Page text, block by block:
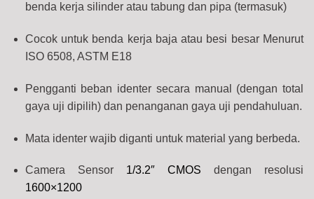
benda kerja silinder atau tabung dan pipa (termasuk)
Cocok untuk benda kerja baja atau besi besar Menurut
ISO 6508, ASTM E18
Pengganti beban identer secara manual (dengan total
gaya uji dipilih) dan penanganan gaya uji pendahuluan.
Mata identer wajib diganti untuk material yang berbeda.
Camera Sensor 1/3.2″ CMOS dengan resolusi
1600×1200